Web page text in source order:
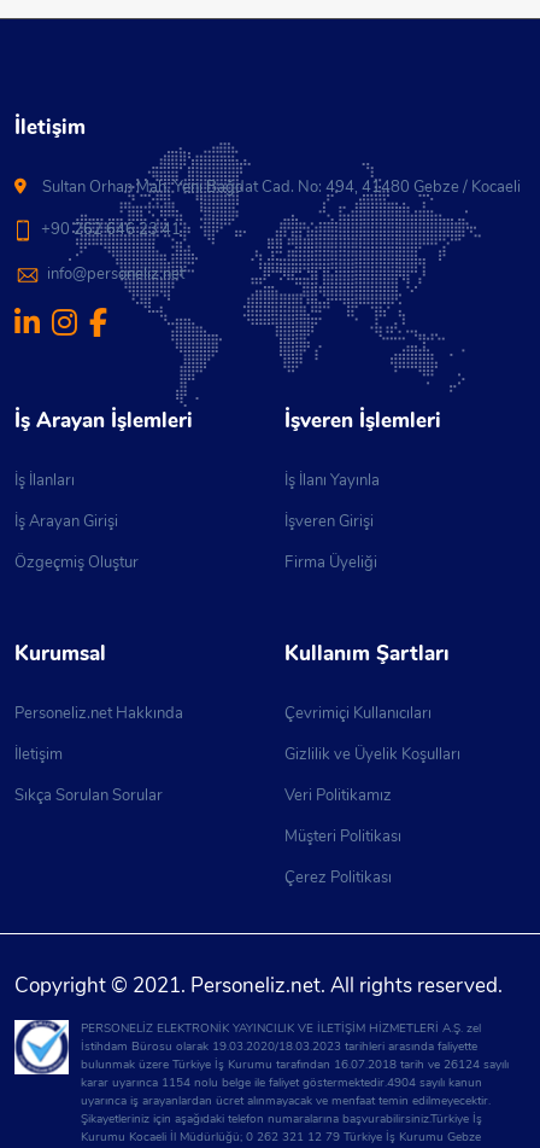
İletişim
Sultan Orhan Mah. Yeni Bağdat Cad. No: 494, 41480 Gebze / Kocaeli
+90 262 646 23 41
info@personeliz.net
İş Arayan İşlemleri
İş İlanları
İş Arayan Girişi
Özgeçmiş Oluştur
İşveren İşlemleri
İş İlanı Yayınla
İşveren Girişi
Firma Üyeliği
Kurumsal
Personeliz.net Hakkında
İletişim
Sıkça Sorulan Sorular
Kullanım Şartları
Çevrimiçi Kullanıcıları
Gizlilik ve Üyelik Koşulları
Veri Politikamız
Müşteri Politikası
Çerez Politikası
Copyright © 2021. Personeliz.net. All rights reserved.
PERSONELİZ ELEKTRONİK YAYINCILIK VE İLETİŞİM HİZMETLERİ A.Ş. zel
İstihdam Bürosu olarak 19.03.2020/18.03.2023 tarihleri arasında faliyette
bulunmak üzere Türkiye İş Kurumu tarafından 16.07.2018 tarih ve 26124 sayılı
karar uyarınca 1154 nolu belge ile faliyet göstermektedir.4904 sayılı kanun
uyarınca iş arayanlardan ücret alınmayacak ve menfaat temin edilmeyecektir.
Şikayetleriniz için aşağıdaki telefon numaralarına başvurabilirsiniz.Türkiye İş
Kurumu Kocaeli İl Müdürlüğü; 0 262 321 12 79 Türkiye İş Kurumu Gebze